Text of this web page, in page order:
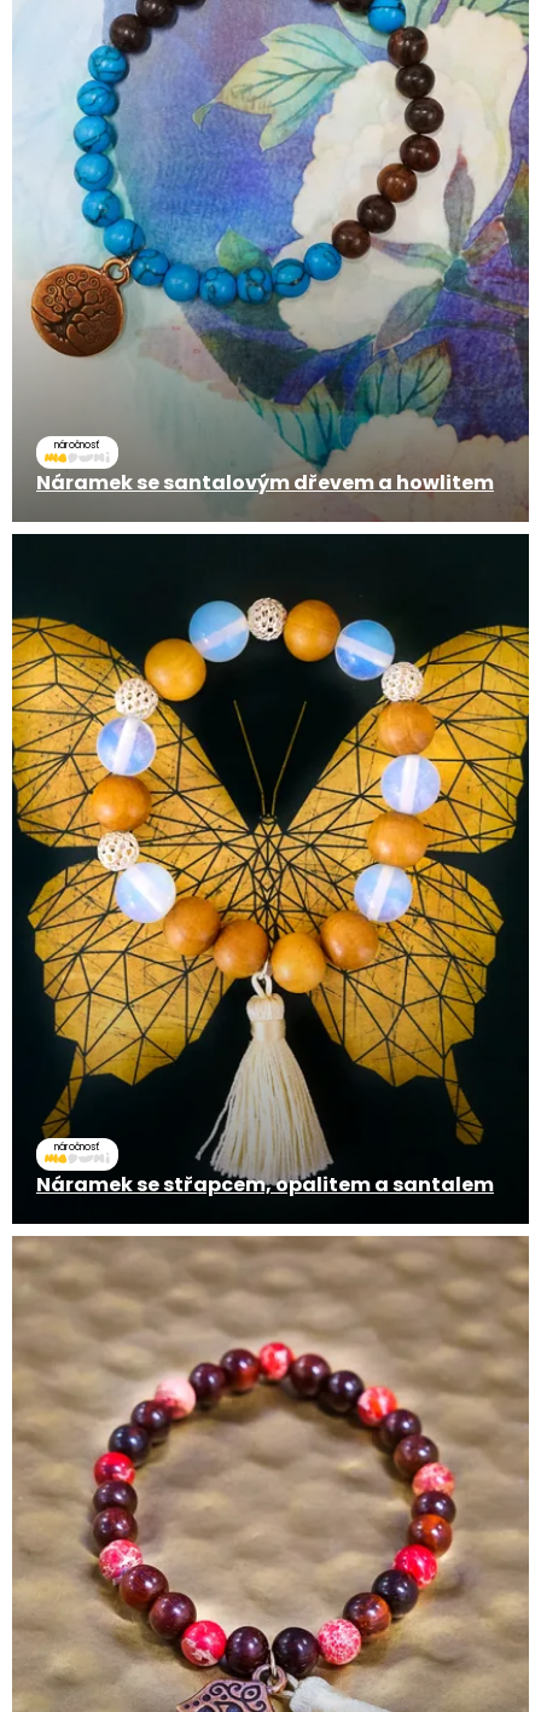
náročnosť
Náramek se santalovým dřevem a howlitem
náročnosť
Náramek se střapcem, opalitem a santalem